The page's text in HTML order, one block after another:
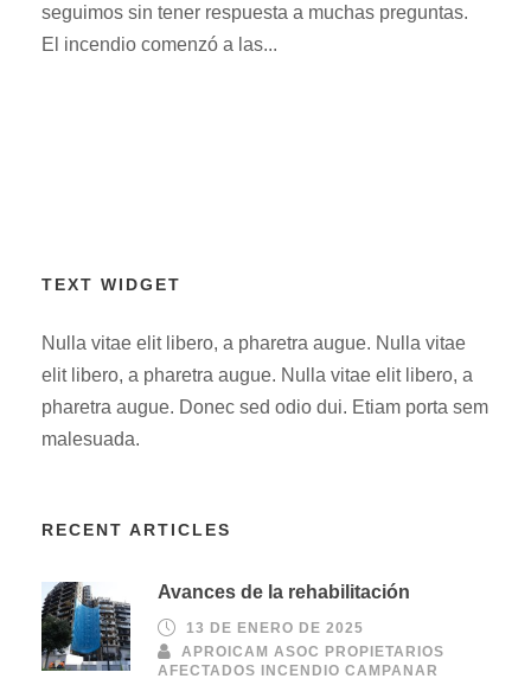
seguimos sin tener respuesta a muchas preguntas.
El incendio comenzó a las...
TEXT WIDGET
Nulla vitae elit libero, a pharetra augue. Nulla vitae
elit libero, a pharetra augue. Nulla vitae elit libero, a
pharetra augue. Donec sed odio dui. Etiam porta sem
malesuada.
RECENT ARTICLES
Avances de la rehabilitación
13 DE ENERO DE 2025
APROICAM ASOC PROPIETARIOS
AFECTADOS INCENDIO CAMPANAR